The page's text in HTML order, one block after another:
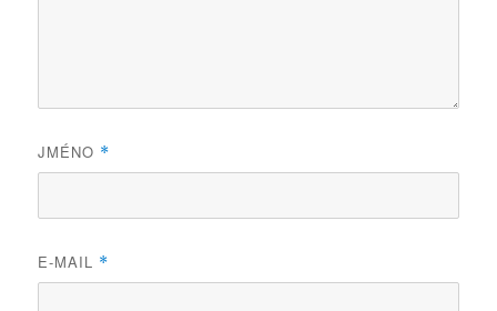
JMÉNO *
E-MAIL *